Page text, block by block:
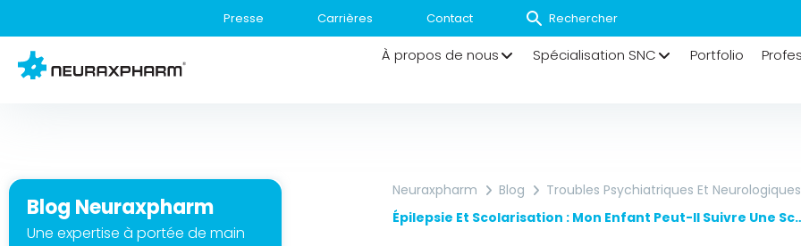
Presse Carrières Contact
À propos de nous Spécialisation SNC Portfolio
Blog Neuraxpharm
Une expertise à portée de main
Neuraxpharm Blog
Troubles Psychiatriques Et Neurologiques
Épilepsie Et Scolarisation : Mon Enfant